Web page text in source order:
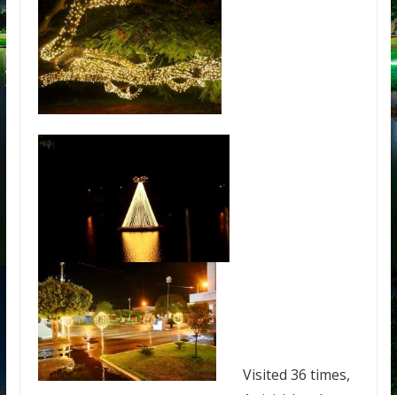
Visited 36 times,